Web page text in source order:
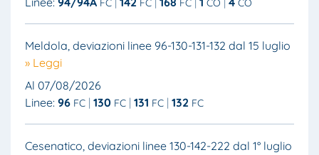
FC FC FC CO CO
Meldola, deviazioni linee 96-130-131-132 dal 15 luglio
» Leggi
Al 07/08/2026
Linee: 96 FC 130 FC 131 FC 132 FC
Cesenatico, deviazioni linee 130-142-222 dal 1° luglio